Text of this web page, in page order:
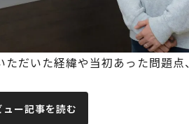
だいた経緯や当初あった問題点
ュー記事を読む